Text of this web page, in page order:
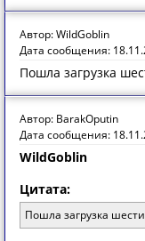
Автор: WildGoblin
Дата сообщения:
Пошла загрузка
Автор: BarakOputin
Дата сообщения:
WildGoblin
Цитата:
Пошла загрузка